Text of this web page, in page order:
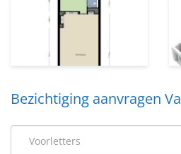
Bezichtiging aanvragen